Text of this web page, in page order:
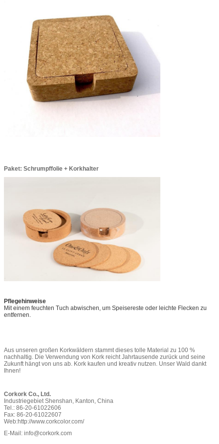
Paket: Schrumpffolie + Korkhalter
Pflegehinweise
Mit einem feuchten Tuch abwischen, um Speisereste oder leichte Flecken zu
entfernen.
Aus unseren großen Korkwäldern stammt dieses tolle Material zu 100 %
nachhaltig. Die Verwendung von Kork reicht Jahrtausende zurück und seine
Zukunft hängt von uns ab. Kork kaufen und kreativ nutzen. Unser Wald dankt
Ihnen!
Corkork Co., Ltd.
Industriegebiet Shenshan, Kanton, China
Tel.: 86-20-61022606
Fax: 86-20-61022607
Web:http://www.corkcolor.com/
E-Mail: info@corkork.com